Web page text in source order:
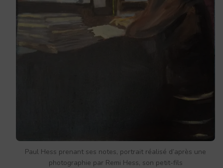
Paul Hess prenant ses notes, portrait réalisé d’après une
photographie par Remi Hess, son petit-fils